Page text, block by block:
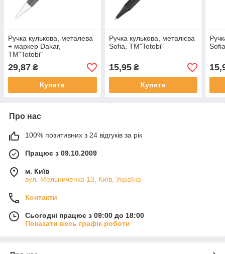
Ручка кулькова, металева
+ маркер Dakar,
ТМ"Totobi"
29,87 ₴
Купити
Ручка кулькова, металієва
Sofia, ТМ"Totobi"
15,95₴
Купити
Про нас
100% позитивних з 24 відгуків за рік
Працює з 09.10.2009
м. Київ
вул. Мельниченка 13, Київ, Україна
Контакти
Сьогодні працює з 09:00 до 18:00
Показати весь графік роботи